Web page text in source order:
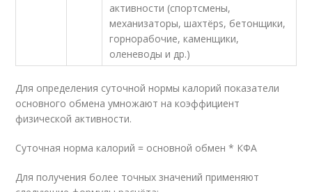
активности (спортсмены,
механизаторы, шахтёрs, бетонщики,
горнорабочие, каменщики,
оленеводы и др.)
Для определения суточной нормы калорий показатели
основного обмена умножают на коэффициент
физической активности.
Суточная норма калорий = основной обмен * КФА
Для получения более точных значений применяют